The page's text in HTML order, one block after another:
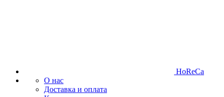
HoReCa
О нас
Доставка и оплата